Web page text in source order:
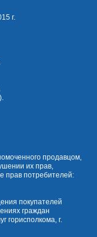
г.
продавцом,
их прав,
прав потребителей:
покупателей
граждан
горисполкома, г.